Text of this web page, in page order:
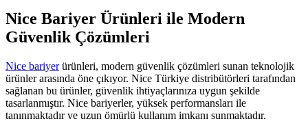
Nice Bariyer Ürünleri ile Modern
Güvenlik Çözümleri
Nice bariyerürünleri, modern güvenlik çözümleri sunan teknolojik
ürünler arasında öne çıkıyor. Nice Türkiye distribütörleri tarafından
sağlanan bu ürünler, güvenlik ihtiyaçlarınıza uygun şekilde
tasarlanmıştır. Nice bariyerler, yüksek performansları ile
tanınmaktadır ve uzun ömürlü kullanım imkanı sunmaktadır.